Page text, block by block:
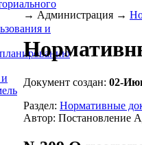
и
→ Администрация →
Документ создан: 02-
Раздел: Нормативные
Автор: Постановление